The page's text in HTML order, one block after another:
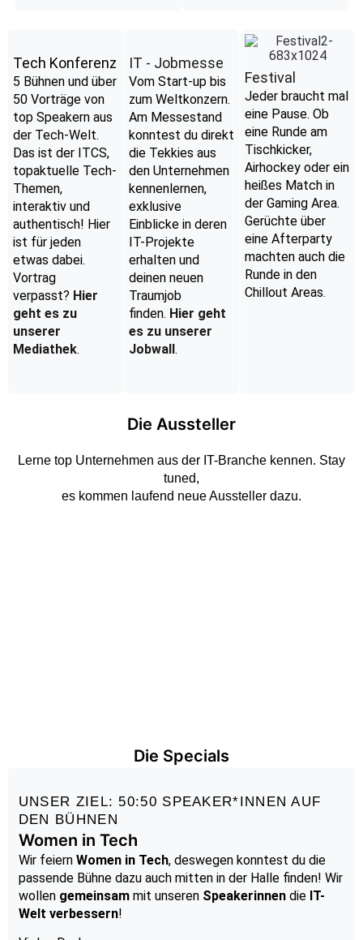
Tech Konferenz
5 Bühnen und über
50 Vorträge von
top Speakern aus
der Tech-Welt.
Das ist der ITCS,
topaktuelle Tech-
Themen,
interaktiv und
authentisch! Hier
ist für jeden
etwas dabei.
Vortrag
verpasst? Hier
geht es zu
unserer
Mediathek.
IT - Jobmesse
Vom Start-up bis
zum Weltkonzern.
Am Messestand
konntest du direkt
die Tekkies aus
den Unternehmen
kennenlernen,
exklusive
Einblicke in deren
IT-Projekte
erhalten und
deinen neuen
Traumjob
finden. Hier geht
es zu unserer
Jobwall .
Festival
Jeder braucht mal
eine Pause. Ob
eine Runde am
Tischkicker,
Airhockey oder ein
heißes Match in
der Gaming Area.
Gerüchte über
eine Afterparty
machten auch die
Runde in den
Chillout Areas.
Die Aussteller
Lerne top Unternehmen aus der IT-Branche kennen. Stay
tuned,
es kommen laufend neue Aussteller dazu.
Die Specials
UNSER ZIEL: 50:50 SPEAKER*INNEN AUF
DEN BÜHNEN
Women in Tech
Wir feiern Women in Tech, deswegen konntest du die
passende Bühne dazu auch mitten in der Halle finden! Wir
wollen gemeinsammit unseren Speakerinnendie IT-
Welt verbessern!